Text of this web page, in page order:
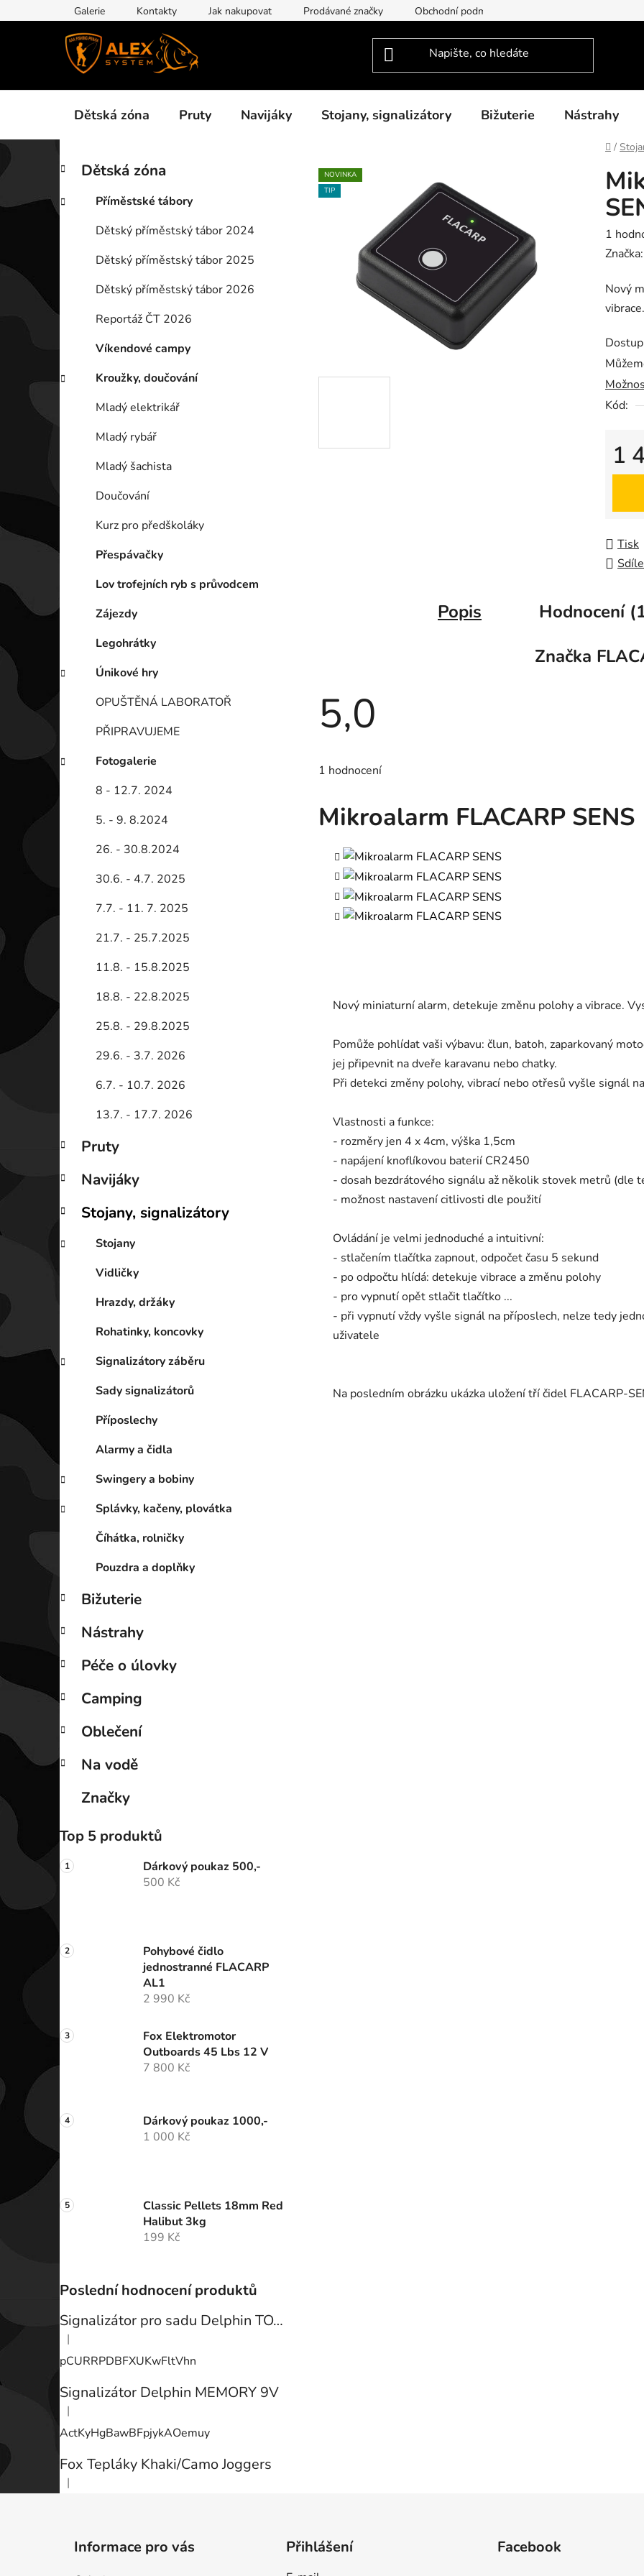
na
Galerie Kontakty Jak nakupovat Prodávané značky Obchodní podmínky
Dětská zóna Pruty Navijáky Stojany, signalizátory Bižuterie Nástrahy
Domů
/
P
s
t
í
e
Přeskočit
kategorie
K
a
e
Dětská zóna
Příměstské tábory
Dětský příměstský tábor 2024
Dětský příměstský tábor 2025
Dětský příměstský tábor 2026
Reportáž ČT 2026
Víkendové campy
Kroužky, doučování
Mladý elektrikář
Mladý rybář
Mladý šachista
Doučování
Kurz pro předškoláky
Přespávačky
Lov trofejních ryb s průvodcem
Zájezdy
Legohrátky
Únikové hry
OPUŠTĚNÁ LABORATOŘ
PŘIPRAVUJEME
Fotogalerie
8 - 12.7. 2024
5. - 9. 8.2024
26. - 30.8.2024
30.6. - 4.7. 2025
7.7. - 11. 7. 2025
21.7. - 25.7.2025
11.8. - 15.8.2025
18.8. - 22.8.2025
25.8. - 29.8.2025
29.6. - 3.7. 2026
6.7. - 10.7. 2026
13.7. - 17.7. 2026
Pruty
Navijáky
Stojany, signalizátory
Stojany
Vidličky
Hrazdy, držáky
Rohatinky, koncovky
Signalizátory záběru
Sady signalizátorů
Příposlechy
Alarmy a čidla
Swingery a bobiny
Splávky, kačeny, plovátka
Číhátka, rolničky
Pouzdra a doplňky
Bižuterie
Nástrahy
Péče o úlovky
Camping
Oblečení
Na vodě
Značky
Top 5 produktů
Dárkový poukaz 500,-
500 Kč
Pohybové čidlo
jednostranné FLACARP
AL1
2 990 Kč
Fox Elektromotor
Outboards 45 Lbs 12 V
7 800 Kč
Dárkový poukaz 1000,-
1 000 Kč
Classic Pellets 18mm Red
Halibut 3kg
199 Kč
Poslední hodnocení produktů
Signalizátor pro sadu Delphin TOTEM
Hodnocení produktu je 3 z 5 hvězdiček.
|
pCURRPDBFXUKwFltVhn
Signalizátor Delphin MEMORY 9V
Hodnocení produktu je 3 z 5 hvězdiček.
|
ActKyHgBawBFpjykAOemuy
Fox Tepláky Khaki/Camo Joggers
Hodnocení produktu je 5 z 5 hvězdiček.
|
je
5,0
5
1
Nový
Kód:
1
Tisk
NOVINKA
TIP
Popis
Hodnocení
Značka
5,0
produktu
z
5
hvězdiček.
1 hodnocení
Mikroalarm FLACARP SENS
Nový miniaturní alarm, detekuje změnu polohy a vibrace.
Pomůže pohlídat vaši výbavu: člun, batoh, zaparkovaný
jej připevnit na dveře karavanu nebo chatky.
Při detekci změny polohy, vibrací nebo otřesů vyšle signál
Vlastnosti a funkce:
- rozměry jen 4 x 4cm, výška 1,5cm
- napájení knoflíkovou baterií CR2450
- dosah bezdrátového signálu až několik stovek metrů (dle
- možnost nastavení citlivosti dle použití
Ovládání je velmi jednoduché a intuitivní:
- stlačením tlačítka zapnout, odpočet času 5 sekund
- po odpočtu hlídá: detekuje vibrace a změnu polohy
- pro vypnutí opět stlačit tlačítko ...
- při vypnutí vždy vyšle signál na příposlech, nelze tedy
uživatele
Na posledním obrázku ukázka uložení tří čidel FLACARP-
Informace pro vás Přihlášení Facebook